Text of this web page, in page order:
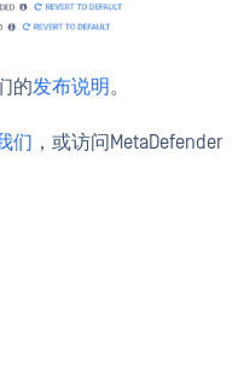
的发布说明。
们 ，或访问MetaDefender